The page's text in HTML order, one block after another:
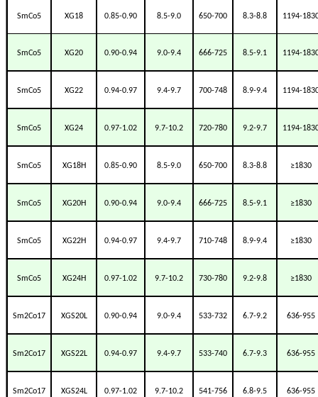
SmCo5 XG18 0.85-0.90 8.5-9.0 650-700 8.3-8.8 1194-
SmCo5 XG20 0.90-0.94 9.0-9.4 666-725 8.5-9.1 1194-
SmCo5 XG22 0.94-0.97 9.4-9.7 700-748 8.9-9.4 1194-
SmCo5 XG24 0.97-1.02 9.7-10.2 720-780 9.2-9.7 1194-
SmCo5 XG18H 0.85-0.90 8.5-9.0 650-700 8.3-8.8 ≥1830
SmCo5 XG20H 0.90-0.94 9.0-9.4 666-725 8.5-9.1 ≥1830
SmCo5 XG22H 0.94-0.97 9.4-9.7 710-748 8.9-9.4 ≥1830
SmCo5 XG24H 0.97-1.02 9.7-10.2 730-780 9.2-9.8 ≥1830
Sm2Co17 XGS20L 0.90-0.94 9.0-9.4 533-732 6.7-9.2 636-955
Sm2Co17 XGS22L 0.94-0.97 9.4-9.7 533-740 6.7-9.3 636-955
Sm2Co17 XGS24L 0.97-1.02 9.7-10.2 541-756 6.8-9.5 636-955